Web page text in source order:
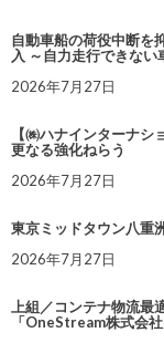
自動車船の荷役中断を
入 ～自力走行できない
2026年7月27日
【㈱ハナインターナ
更なる強化ねらう
2026年7月27日
東京ミッドタウン八重
2026年7月27日
上組／コンテナ物流最
「OneStream株式会